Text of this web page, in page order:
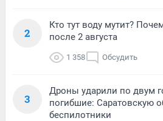
2
Кто тут воду мутит?
после 2 августа
1 358 Обсудить
3
Дроны ударили по двум
погибшие: Саратовскую
беспилотники